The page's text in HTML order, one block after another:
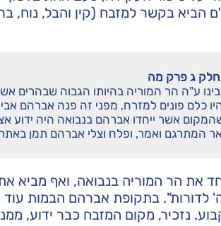
הביא בקשר למזבח (קין והבל, נוח,
חלק ג פרק מה
ע"ה הר המוריה בהיותו הגבוה שבהרים
כלם פונים למזרח, מפני זה פנה אברהם
אשר ייחדו אברהם בנבואה היה ידוע
המתרגם ואמר, ופלח וצלי אברהם תמן
את הר המוריה בנבואה, ואף
לדורות". בתקופת אברהם הבמות
נזכיר, מקום המזבח כבר ידוע,